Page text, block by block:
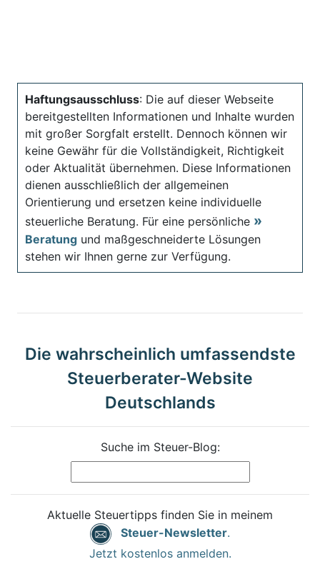
Haftungsausschluss: Die auf dieser Webseite
bereitgestellten Informationen und Inhalte wurden
mit großer Sorgfalt erstellt. Dennoch können wir
keine Gewähr für die Vollständigkeit, Richtigkeit
oder Aktualität übernehmen. Diese Informationen
dienen ausschließlich der allgemeinen
Orientierung und ersetzen keine individuelle
steuerliche Beratung. Für eine persönliche
Beratung und maßgeschneiderte Lösungen
stehen wir Ihnen gerne zur Verfügung.
Die wahrscheinlich umfassendste
Steuerberater-Website
Deutschlands
Suche im Steuer-Blog:
Aktuelle Steuertipps finden Sie in meinem
Steuer-Newsletter.
Jetzt kostenlos anmelden.